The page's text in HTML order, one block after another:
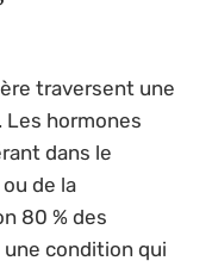
traversent une
Les hormones
dans le
ou de la
80 % des
condition qui